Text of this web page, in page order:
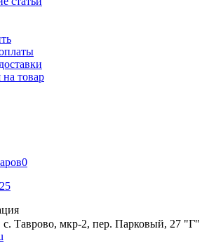
на товар
0
с. Таврово, мкр-2, пер. Парковый, 27 "Г"